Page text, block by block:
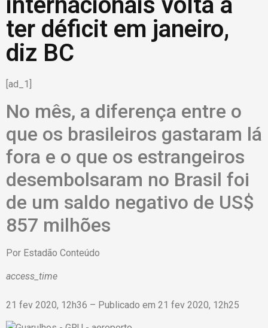
ter déficit em janeiro,
diz BC
[ad_1]
No mês, a diferença entre o
que os brasileiros gastaram lá
fora e o que os estrangeiros
desembolsaram no Brasil foi
de um saldo negativo de US$
857 milhões
Por Estadão Conteúdo
access_time
21 fev 2020, 12h36 – Publicado em 21 fev 2020, 12h25